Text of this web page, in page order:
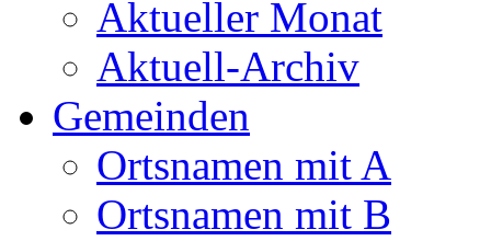
Aktueller Monat
Aktuell-Archiv
Gemeinden
Ortsnamen mit A
Ortsnamen mit B